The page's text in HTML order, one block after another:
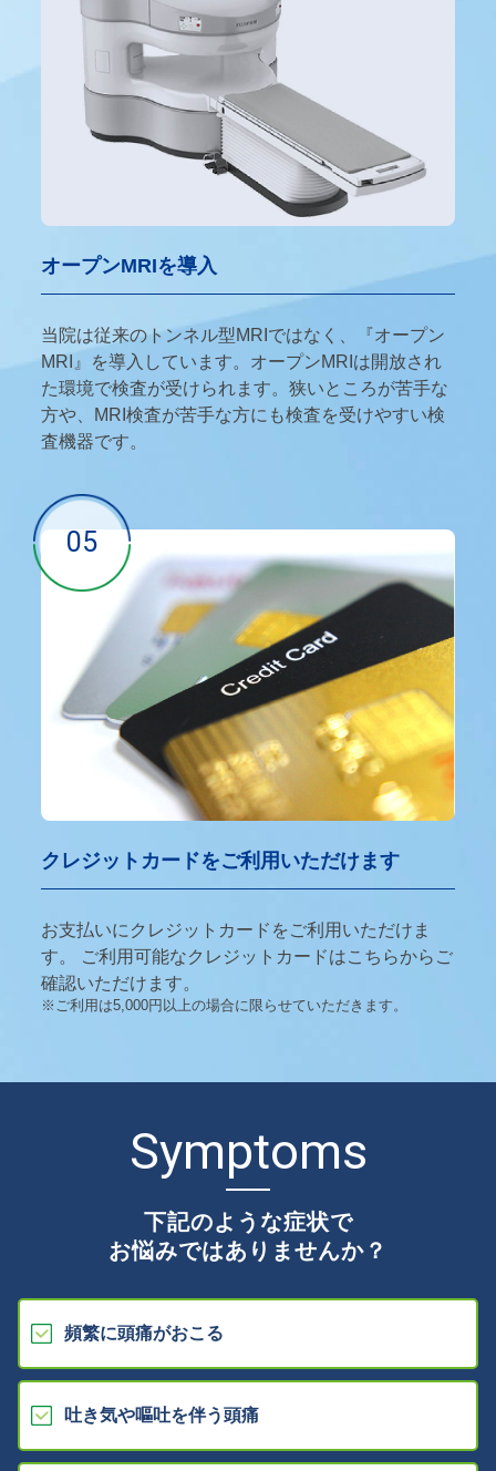
オープンMRIを導入
当院は従来のトンネル型MRIではなく、『オープン
MRI』を導入しています。オープンMRIは開放され
た環境で検査が受けられます。狭いところが苦手な
方や、MRI検査が苦手な方にも検査を受けやすい検
査機器です。
05
クレジットカードをご利用いただけます
お支払いにクレジットカードをご利用いただけま
す。 ご利用可能なクレジットカードはこちらからご
確認いただけます。
※ご利用は5,000円以上の場合に限らせていただきます。
Symptoms
下記のような症状で
お悩みではありませんか？
頻繁に頭痛がおこる
吐き気や嘔吐を伴う頭痛